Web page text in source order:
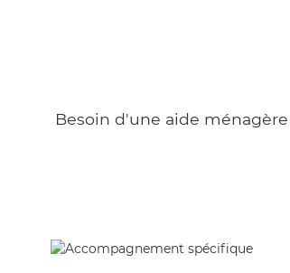
Besoin d'une aide